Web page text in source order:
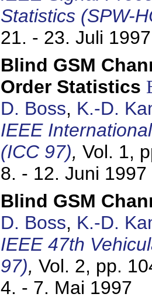
Statistics (SPW-
21. - 23. Juli 1997
Blind GSM
Order Statistics
D. Boss, K.-D.
IEEE
(ICC 97), Vol. 1,
8. - 12. Juni 1997
Blind GSM
D. Boss, K.-D.
IEEE 47th
97), Vol. 2, pp.
4. - 7. Mai 1997